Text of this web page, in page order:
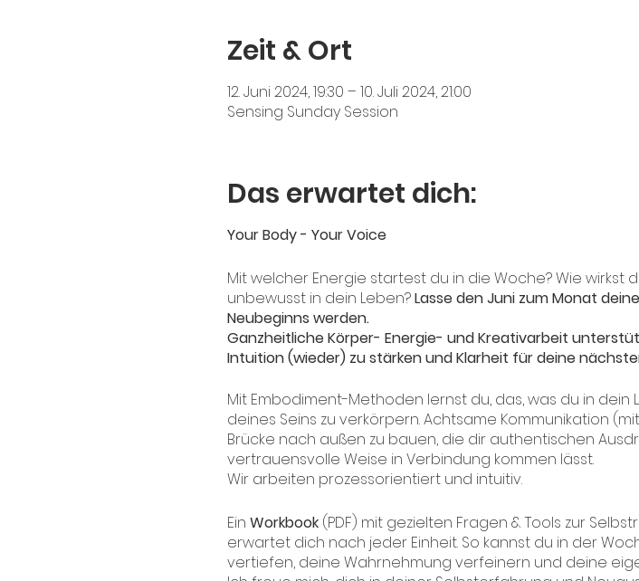
Zeit & Ort
12. Juni 2024, 19:30 – 10. Juli 2024, 21:00
Sensing Sunday Session
Das erwartet dich:
Your Body - Your Voice
Mit welcher Energie startest du in die Woche? Wie
unbewusst in dein Leben?Lasse den Juni zum Monat
Neubeginns werden.
Ganzheitliche Körper- Energie- und Kreativarbeit
Intuition (wieder) zu stärken und Klarheit für deine
Mit Embodiment-Methoden lernst du, das, was du in
deines Seins zu verkörpern. Achtsame Kommunikation
Brücke nach außen zu bauen, die dir authentischen
vertrauensvolle Weise in Verbindung kommen lässt.
Wir arbeiten prozessorientiert und intuitiv.
Ein Workbook (PDF) mit gezielten Fragen & Tools zur
erwartet dich nach jeder Einheit. So kannst du in der
vertiefen, deine Wahrnehmung verfeinern und deine